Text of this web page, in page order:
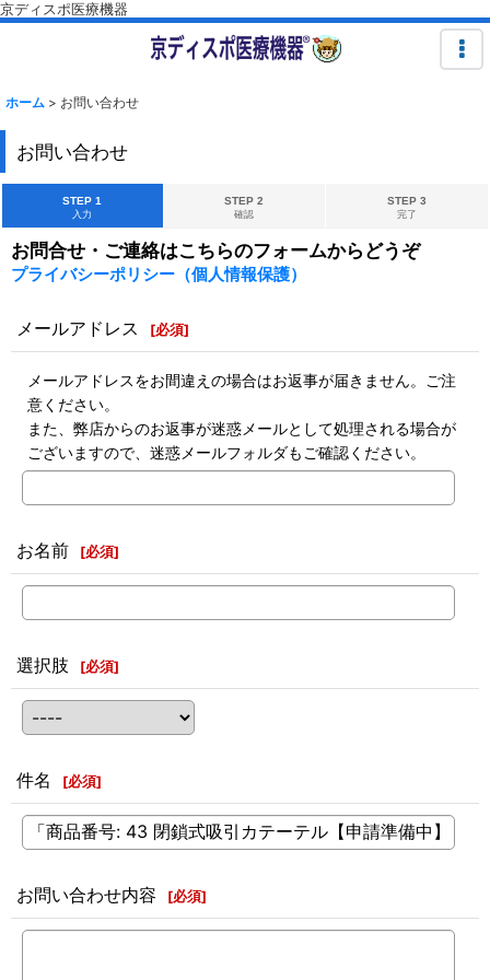
京ディスポ医療機器
ホーム > お問い合わせ
お問い合わせ
STEP 1
入力
STEP 2
確認
STEP 3
完了
お問合せ・ご連絡はこちらのフォームからどうぞ
プライバシーポリシー（個人情報保護）
メールアドレス [必須]
メールアドレスをお間違えの場合はお返事が届きません。ご注
意ください。
また、弊店からのお返事が迷惑メールとして処理される場合が
ございますので、迷惑メールフォルダもご確認ください。
お名前 [必須]
選択肢 [必須]
件名 [必須]
お問い合わせ内容 [必須]